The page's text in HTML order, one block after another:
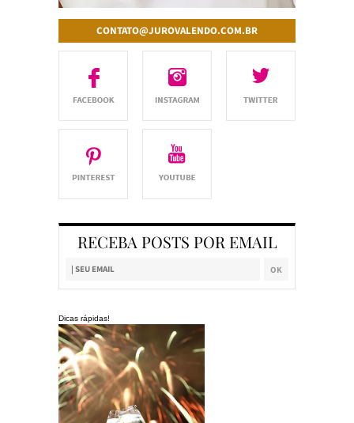
CONTATO@JUROVALENDO.COM.BR
RECEBA POSTS POR EMAIL
Dicas rápidas!